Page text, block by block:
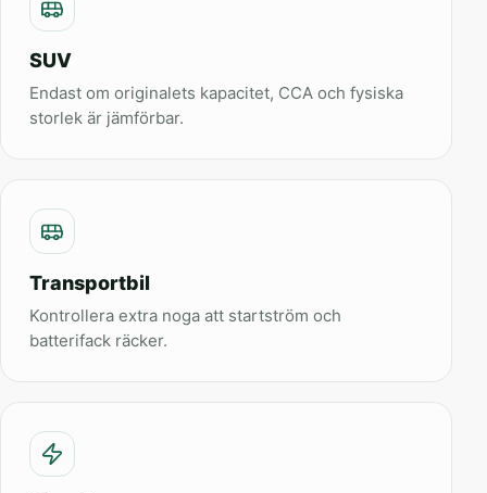
SUV
Endast om originalets kapacitet, CCA och fysiska
storlek är jämförbar.
Transportbil
Kontrollera extra noga att startström och
batterifack räcker.